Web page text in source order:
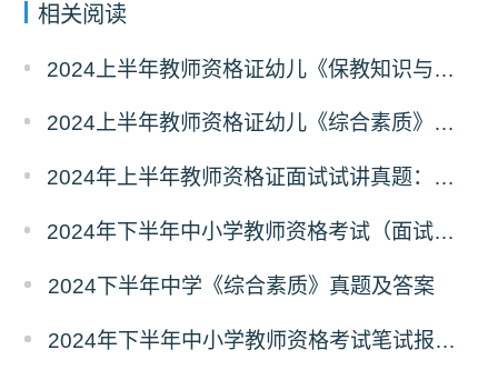
相关阅读
2024上半年教师资格证幼儿《保教知识与能力》笔试真题及答案
2024上半年教师资格证幼儿《综合素质》笔试真题及答案
2024年上半年教师资格证面试试讲真题：初中道德与法治
2024年下半年中小学教师资格考试（面试） 报名工作通知
2024下半年中学《综合素质》真题及答案
2024年下半年中小学教师资格考试笔试报名通知